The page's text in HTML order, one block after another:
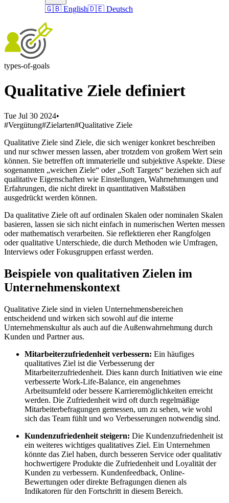
🇬🇧 English🇩🇪 Deutsch
types-of-goals
Qualitative Ziele definiert
Tue Jul 30 2024•
#Vergütung#Zielarten#Qualitative Ziele
Qualitative Ziele sind Ziele, die sich weniger konkret beschreiben
und nur schwer messen lassen, aber trotzdem von großem Wert sein
können. Sie betreffen oft immaterielle und subjektive Aspekte. Diese
sogenannten „weichen Ziele“ oder „Soft Targets“ beziehen sich auf
qualitative Eigenschaften wie Einstellungen, Wahrnehmungen und
Erfahrungen, die nicht direkt in quantitativen Maßstäben
ausgedrückt werden können.
Da qualitative Ziele oft auf ordinalen Skalen oder nominalen Skalen
basieren, lassen sie sich nicht einfach in numerischen Werten messen
oder mathematisch verarbeiten. Sie reflektieren eher Rangfolgen
oder qualitative Unterschiede, die durch Methoden wie Umfragen,
Interviews oder Fokusgruppen erfasst werden.
Beispiele von qualitativen Zielen im
Unternehmenskontext
Qualitative Ziele sind in vielen Unternehmensbereichen
entscheidend und wirken sich sowohl auf die interne
Unternehmenskultur als auch auf die Außenwahrnehmung durch
Kunden und Partner aus.
Mitarbeiterzufriedenheit verbessern: Ein häufiges
qualitatives Ziel ist die Verbesserung der
Mitarbeiterzufriedenheit. Dies kann durch Initiativen wie eine
verbesserte Work-Life-Balance, ein angenehmes
Arbeitsumfeld oder bessere Karrieremöglichkeiten erreicht
werden. Die Zufriedenheit wird oft durch regelmäßige
Mitarbeiterbefragungen gemessen, um zu sehen, wie wohl
sich das Team fühlt und wo Verbesserungen notwendig sind.
Kundenzufriedenheit steigern: Die Kundenzufriedenheit ist
ein weiteres wichtiges qualitatives Ziel. Ein Unternehmen
könnte das Ziel haben, durch besseren Service oder qualitativ
hochwertigere Produkte die Zufriedenheit und Loyalität der
Kunden zu verbessern. Kundenfeedback, Online-
Bewertungen oder direkte Befragungen dienen als
Indikatoren für den Fortschritt in diesem Bereich.